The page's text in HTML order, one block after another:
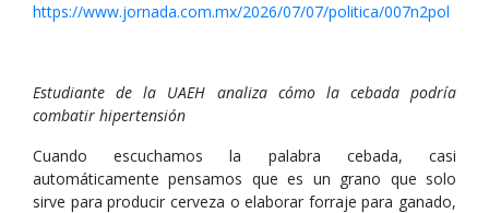
https://www.jornada.com.mx/2026/07/07/politica/007n2pol
Estudiante de la UAEH analiza cómo la cebada podría
combatir hipertensión
Cuando escuchamos la palabra cebada, casi
automáticamente pensamos que es un grano que solo
sirve para producir cerveza o elaborar forraje para ganado,